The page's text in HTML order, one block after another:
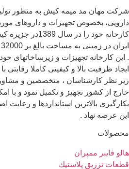
مهان مد میمه کیش به منظور
بخصوص تجهیزات و داروهای مورد
کارخانه خود را در
کارخانه تجهیزات و زیرساخاتهای خود
ظرفیت بالا و کیفیتی کاملا رقابتی با
نظر کارشناسان ، متخصصین و
از کشور تجهیز و تکمیل نمود و با
بالاترین استانداردها و رعایت
عرصه نهاد .
فایبر ممبران
تزريق پلاستيك